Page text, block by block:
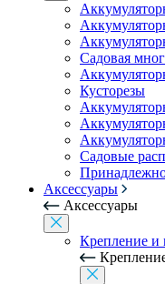
Садовая
Кусторезы
Садовые
Аксессуары
Аксессуары
Крепление и